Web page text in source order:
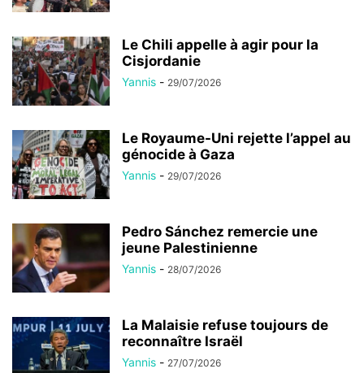
Le Chili appelle à agir pour la
Cisjordanie
Yannis - 29/07/2026
Le Royaume-Uni rejette l’appel au
génocide à Gaza
Yannis - 29/07/2026
Pedro Sánchez remercie une
jeune Palestinienne
Yannis - 28/07/2026
La Malaisie refuse toujours de
reconnaître Israël
Yannis - 27/07/2026